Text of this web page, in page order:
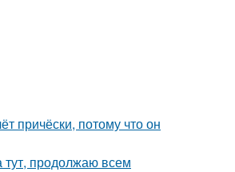
причёски, потому что он
тут, продолжаю всем